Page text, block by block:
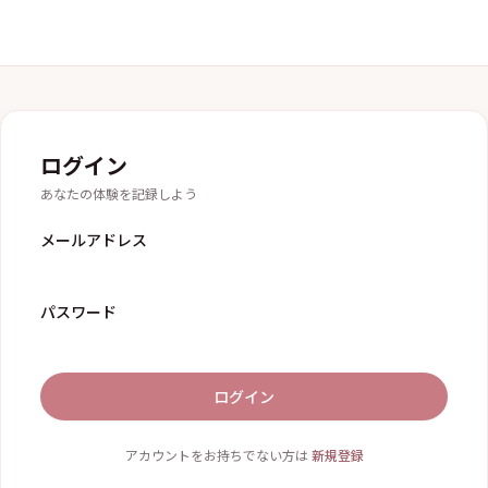
ログイン
あなたの体験を記録しよう
メールアドレス
パスワード
ログイン
アカウントをお持ちでない方は 新規登録